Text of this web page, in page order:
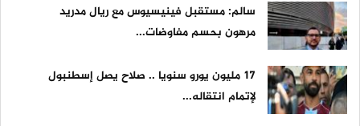
سالم: مستقبل فينيسيوس مع ريال مدريد
مرهون بحسم مفاوضات...
17 مليون يورو سنويا .. صلاح يصل إسطنبول
لإتمام انتقاله...